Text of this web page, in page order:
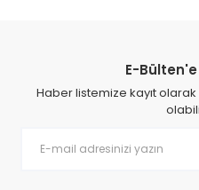
E-
Haber listemize kayıt